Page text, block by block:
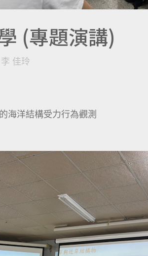
(專題演講)
李 佳玲
海洋結構受力行為觀測